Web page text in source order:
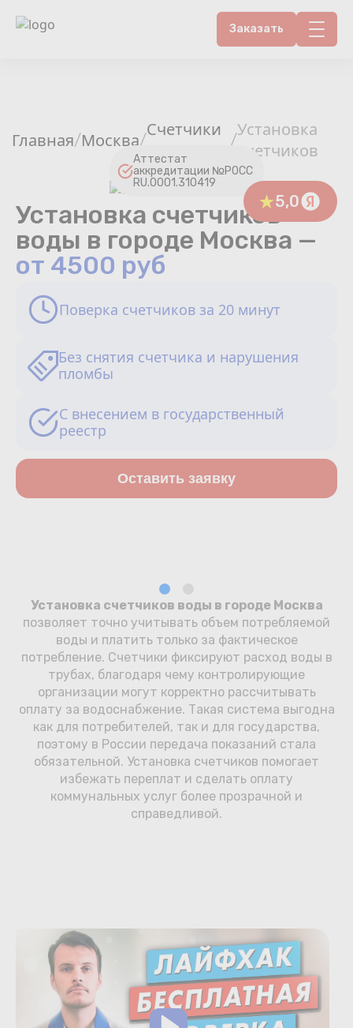
Заказать
Теплосчетчики
Услуги лаборатории
Районы
Аршин
Вопрос-ответ
Сотрудничество
Полезное
защита от мошенников
Главная/Москва/Счетчики /Установка
счетчиков
Аттестат
аккредитации №РОСС
RU.0001.310419
5,0
Установка счетчиков
воды в городе Москва —
от 4500 руб
Поверка счетчиков за 20 минут
Без снятия счетчика и нарушения
пломбы
С внесением в государственный
реестр
Оставить заявку
Установка счетчиков воды в городе Москва
позволяет точно учитывать объем потребляемой
воды и платить только за фактическое
потребление. Счетчики фиксируют расход воды в
трубах, благодаря чему контролирующие
организации могут корректно рассчитывать
оплату за водоснабжение. Такая система выгодна
как для потребителей, так и для государства,
поэтому в России передача показаний стала
обязательной. Установка счетчиков помогает
избежать переплат и сделать оплату
коммунальных услуг более прозрачной и
справедливой.